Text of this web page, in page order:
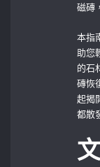
磁磚
本指
助您
的石
磚恢
起揭
都散